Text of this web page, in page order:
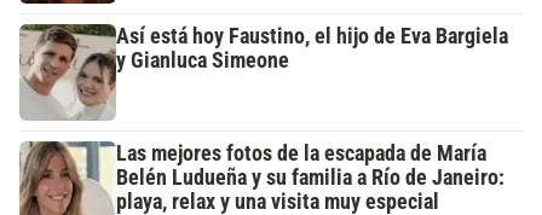
Así está hoy Faustino, el hijo de Eva Bargiela
y Gianluca Simeone
Las mejores fotos de la escapada de María
Belén Ludueña y su familia a Río de Janeiro:
playa, relax y una visita muy especial